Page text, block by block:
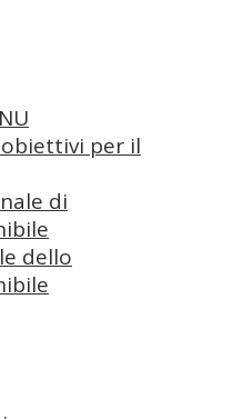
per il
di
dello